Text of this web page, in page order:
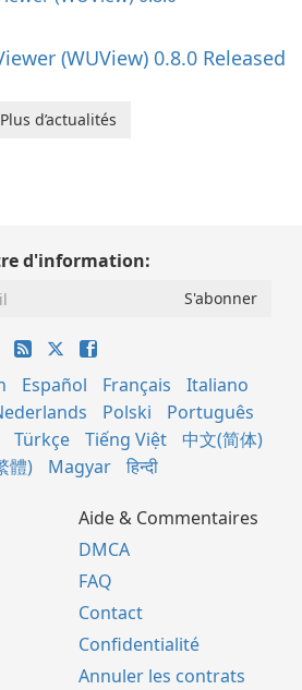
(WUView) 0.8.0 Released
Plus d’actualités
d'information:
Español Français
Italiano
Polski
Português
Türkçe Tiếng Việt
中文(简体)
體)
Magyar हिन्दी
Aide & Commentaires
DMCA
FAQ
Contact
Confidentialité
Annuler les contrats